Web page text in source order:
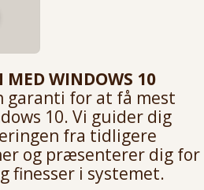
lang række titler for Libris, blandt andet
din egen virksomhed
med din pension
MED WINDOWS 10
garanti for at få mest
10. Vi guider dig
fra tidligere
og præsenterer dig for
finesser i systemet.